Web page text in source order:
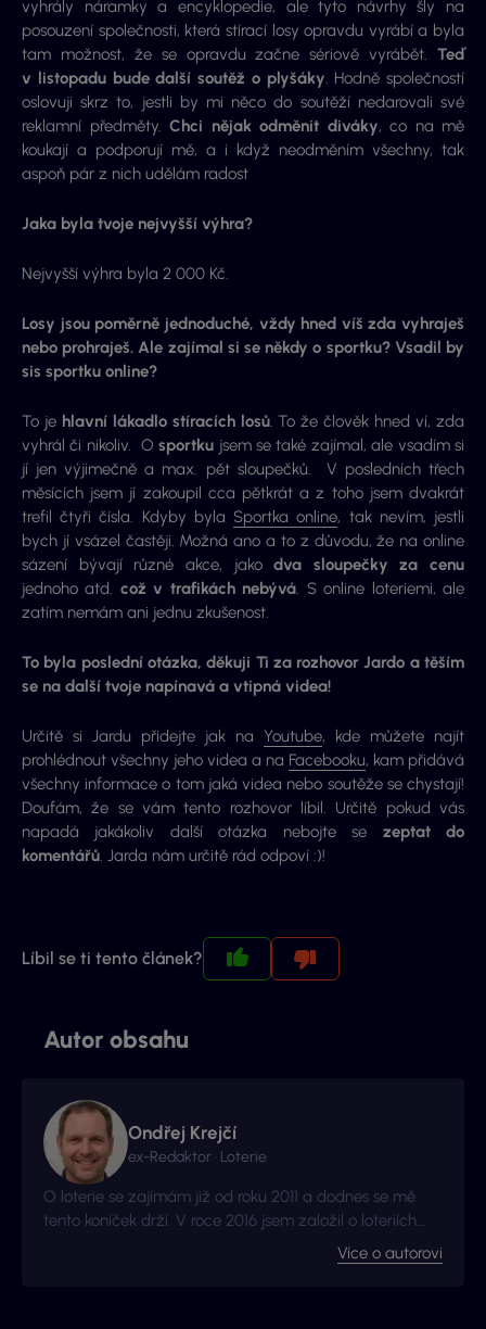
vyhrály náramky a encyklopedie, ale tyto návrhy šly na
posouzení společnosti, která stírací losy opravdu vyrábí a byla
tam možnost, že se opravdu začne sériově vyrábět. Teď
v listopadu bude další soutěž o plyšáky. Hodně společností
oslovuji skrz to, jestli by mi něco do soutěží nedarovali své
reklamní předměty. Chci nějak odměnit diváky, co na mě
koukají a podporují mě, a i když neodměním všechny, tak
aspoň pár z nich udělám radost
Jaka byla tvoje nejvyšší výhra?
Nejvyšší výhra byla 2 000 Kč.
Losy jsou poměrně jednoduché, vždy hned víš zda vyhraješ
nebo prohraješ. Ale zajímal si se někdy o sportku? Vsadil by
sis sportku online?
To je hlavní lákadlo stíracích losů. To že člověk hned ví, zda
vyhrál či nikoliv. Osportku jsem se také zajímal, ale vsadím si
jí jen výjimečně a max. pět sloupečků. V posledních třech
měsících jsem jí zakoupil cca pětkrát a z toho jsem dvakrát
trefil čtyři čísla. Kdyby byla Sportka online, tak nevím, jestli
bych jí vsázel častěji. Možná ano a to z důvodu, že na online
sázení bývají různé akce, jakodva sloupečky za cenu
jednoho atd. což v trafikách nebývá. S online loteriemi, ale
zatím nemám ani jednu zkušenost.
To byla poslední otázka, děkuji Ti za rozhovor Jardo a těším
se na další tvoje napínavá a vtipná videa!
Určitě si Jardu přidejte jak na Youtube, kde můžete najít
prohlédnout všechny jeho videa a na Facebooku, kam přidává
všechny informace o tom jaká videa nebo soutěže se chystají!
Doufám, že se vám tento rozhovor líbil. Určitě pokud vás
napadá jakákoliv další otázka nebojte se zeptat do
komentářů. Jarda nám určitě rád odpoví :)!
Líbil se ti tento článek?
Autor obsahu
Ondřej Krejčí
ex-Redaktor · Loterie
O loterie se zajímám již od roku 2011 a dodnes se mě
tento koníček drží. V roce 2016 jsem založil o loteriích
web Vyhraj.com, který jsem následně v roce 2017
prodal, avšak za podmínek, že budu moci stále
Více o autorovi